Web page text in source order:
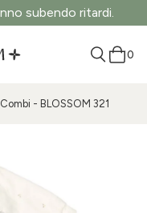
subendo ritardi.
0
- BLOSSOM 321